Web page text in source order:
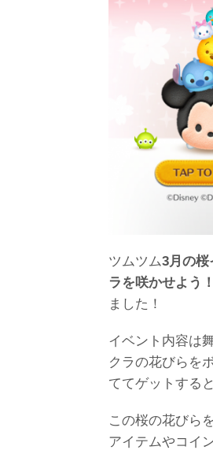
ツムツム3月の桜
ラを咲かせよう！
ました！
イベント内容は
クラの花びらを
ててゲットする
この桜の花びら
アイテムやコイ